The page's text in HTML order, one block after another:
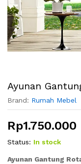
Ayunan
Brand: Rumah Mebel
Rp1.750.000
Status: In stock
Ayunan Gantung